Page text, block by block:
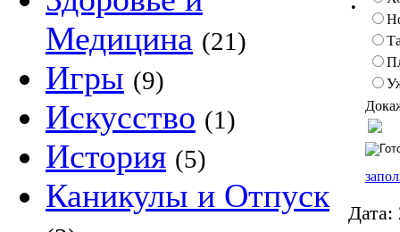
Медицина (21)
Игры (9)
Искусство (1)
История (5)
Каникулы и Отпуск
•
Дата: